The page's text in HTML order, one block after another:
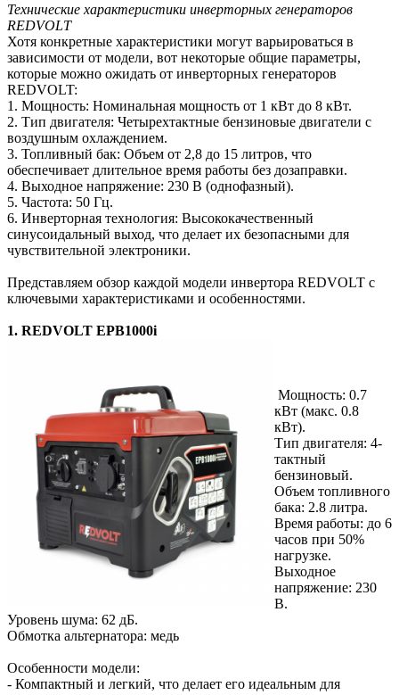
Технические характеристики инверторных генераторов
REDVOLT
Хотя конкретные характеристики могут варьироваться в
зависимости от модели, вот некоторые общие параметры,
которые можно ожидать от инверторных генераторов
REDVOLT:
1. Мощность: Номинальная мощность от 1 кВт до 8 кВт.
2. Тип двигателя: Четырехтактные бензиновые двигатели с
воздушным охлаждением.
3. Топливный бак: Объем от 2,8 до 15 литров, что
обеспечивает длительное время работы без дозаправки.
4. Выходное напряжение: 230 В (однофазный).
5. Частота: 50 Гц.
6. Инверторная технология: Высококачественный
синусоидальный выход, что делает их безопасными для
чувствительной электроники.
Представляем обзор каждой модели инвертора REDVOLT с
ключевыми характеристиками и особенностями.
1. REDVOLT EPB1000i
Мощность: 0.7
кВт (макс. 0.8
кВт).
Тип двигателя: 4-
тактный
бензиновый.
Объем топливного
бака: 2.8 литра.
Время работы: до 6
часов при 50%
нагрузке.
Выходное
напряжение: 230
В.
Уровень шума: 62 дБ.
Обмотка альтернатора: медь
Особенности модели:
- Компактный и легкий, что делает его идеальным для